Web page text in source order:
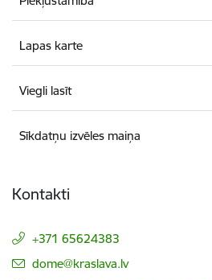
Lapas karte
Viegli lasīt
Sīkdatņu izvēles maiņa
Kontakti
+371 65624383
E-pasts:
dome@kraslava.lv